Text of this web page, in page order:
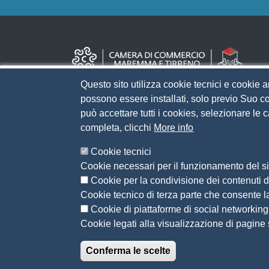
Questo sito utilizza cookie tecnici e cookie
possono essere installati, solo previo Suo
può accettare tutti i cookies, selezionare le
completa, clicchi More info
Cookie tecnici
Cookie necessari per il funzionamento del
Cookie per la condivisione dei contenuti
Cookie tecnico di terza parte che consente
Cookie di piattaforme di social networking
Cookie legati alla visualizzazione di pagine
Conferma le scelte